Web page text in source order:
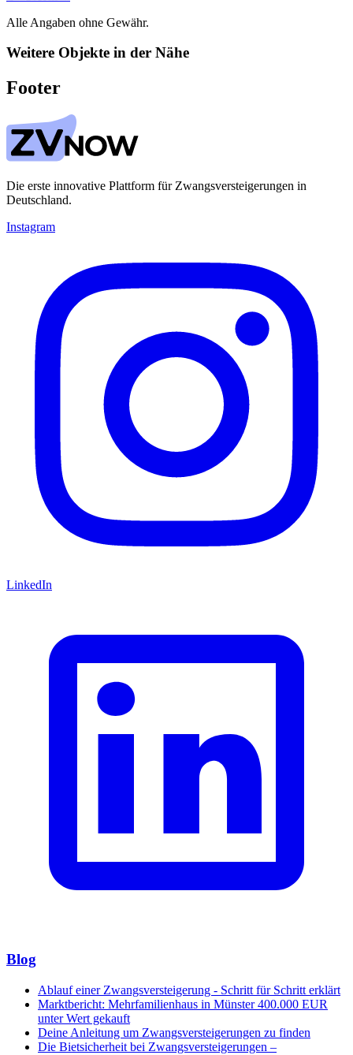
Alle Angaben ohne Gewähr.
Weitere Objekte in der Nähe
Footer
Die erste innovative Plattform für Zwangsversteigerungen in
Deutschland.
Instagram
LinkedIn
Blog
Ablauf einer Zwangsversteigerung - Schritt für Schritt erklärt
Marktbericht: Mehrfamilienhaus in Münster 400.000 EUR
unter Wert gekauft
Deine Anleitung um Zwangsversteigerungen zu finden
Die Bietsicherheit bei Zwangsversteigerungen –